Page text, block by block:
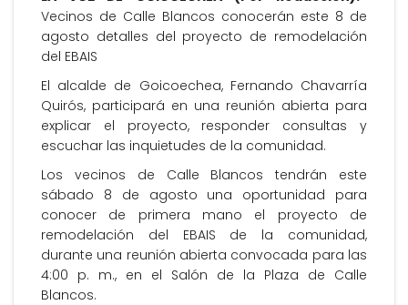
Vecinos de Calle Blancos conocerán este 8 de
agosto detalles del proyecto de remodelación
del EBAIS
El alcalde de Goicoechea, Fernando Chavarría
Quirós, participará en una reunión abierta para
explicar el proyecto, responder consultas y
escuchar las inquietudes de la comunidad.
Los vecinos de Calle Blancos tendrán este
sábado 8 de agosto una oportunidad para
conocer de primera mano el proyecto de
remodelación del EBAIS de la comunidad,
durante una reunión abierta convocada para las
4:00 p. m., en el Salón de la Plaza de Calle
Blancos.